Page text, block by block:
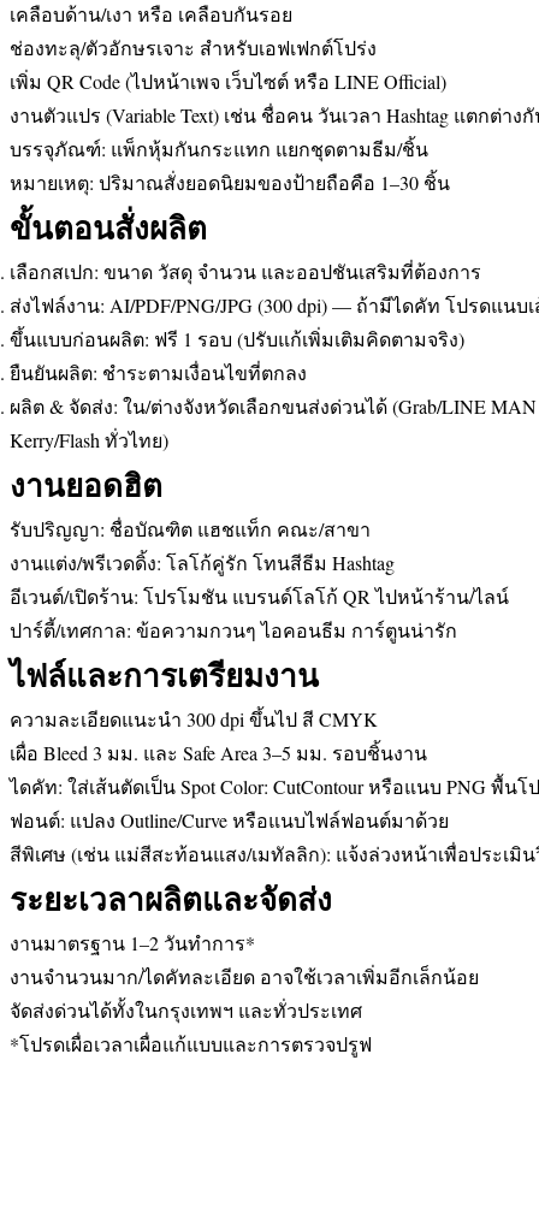
เคลือบด้าน/เงา หรือ เคลือบกันรอย
ช่องทะลุ/ตัวอักษรเจาะ สำหรับเอฟเฟกต์โปร่ง
เพิ่ม QR Code (ไปหน้าเพจ เว็บไซต์ หรือ LINE Official)
งานตัวแปร (Variable Text) เช่น ชื่อคน วันเวลา Hashtag แตกต่า
บรรจุภัณฑ์: แพ็กหุ้มกันกระแทก แยกชุดตามธีม/ชิ้น
หมายเหตุ: ปริมาณสั่งยอดนิยมของป้ายถือคือ 1–30 ชิ้น
ขั้นตอนสั่งผลิต
เลือกสเปก: ขนาด วัสดุ จำนวน และออปชันเสริมที่ต้องการ
ส่งไฟล์งาน: AI/PDF/PNG/JPG (300 dpi) — ถ้ามีไดคัท โปรดแน
ขึ้นแบบก่อนผลิต: ฟรี 1 รอบ (ปรับแก้เพิ่มเติมคิดตามจริง)
ยืนยันผลิต: ชำระตามเงื่อนไขที่ตกลง
ผลิต & จัดส่ง: ใน/ต่างจังหวัดเลือกขนส่งด่วนได้ (Grab/LINE
Kerry/Flash ทั่วไทย)
งานยอดฮิต
รับปริญญา: ชื่อบัณฑิต แฮชแท็ก คณะ/สาขา
งานแต่ง/พรีเวดดิ้ง: โลโก้คู่รัก โทนสีธีม Hashtag
อีเวนต์/เปิดร้าน: โปรโมชัน แบรนด์โลโก้ QR ไปหน้าร้าน/ไลน์
ปาร์ตี้/เทศกาล: ข้อความกวนๆ ไอคอนธีม การ์ตูนน่ารัก
ไฟล์และการเตรียมงาน
ความละเอียดแนะนำ 300 dpi ขึ้นไป สี CMYK
เผื่อ Bleed 3 มม. และ Safe Area 3–5 มม. รอบชิ้นงาน
ไดคัท: ใส่เส้นตัดเป็น Spot Color: CutContour หรือแนบ PNG พื้นโ
ฟอนต์: แปลง Outline/Curve หรือแนบไฟล์ฟอนต์มาด้วย
สีพิเศษ (เช่น แม่สีสะท้อนแสง/เมทัลลิก): แจ้งล่วงหน้าเพื่อประเมิ
ระยะเวลาผลิตและจัดส่ง
งานมาตรฐาน 1–2 วันทำการ*
งานจำนวนมาก/ไดคัทละเอียด อาจใช้เวลาเพิ่มอีกเล็กน้อย
จัดส่งด่วนได้ทั้งในกรุงเทพฯ และทั่วประเทศ
*โปรดเผื่อเวลาเผื่อแก้แบบและการตรวจปรูฟ